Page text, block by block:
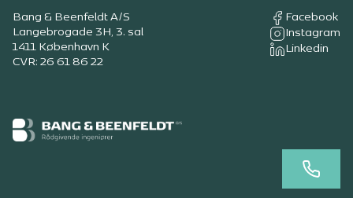
Bang & Beenfeldt A/S
Langebrogade 3H, 3. sal
1411 København K
CVR: 26 61 86 22
Facebook
Instagram
Linkedin